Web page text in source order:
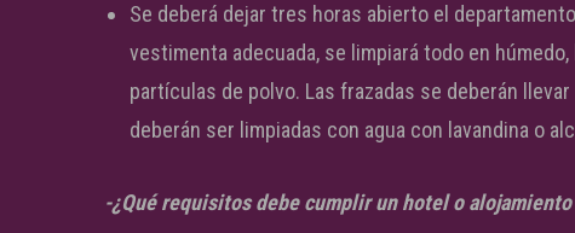
Se deberá dejar tres horas abierto el
vestimenta adecuada, se limpiará todo en
partículas de polvo. Las frazadas se deberán
deberán ser limpiadas con agua con lavandina o
-¿Qué requisitos debe cumplir un hotel o alojamiento